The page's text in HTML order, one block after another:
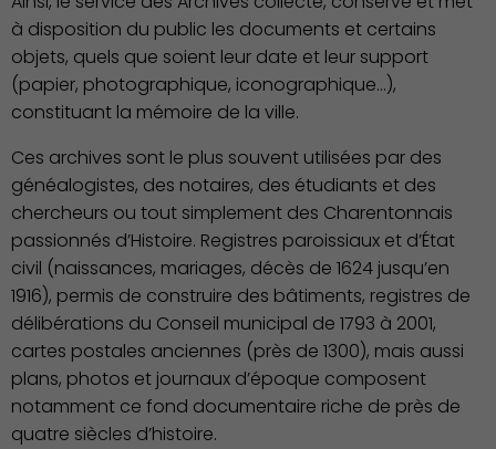
Environnement cadre de
vie
à disposition du public les documents et certains
objets, quels que soient leur date et leur support
(papier, photographique, iconographique…),
constituant la mémoire de la ville.
Ces archives sont le plus souvent utilisées par des
généalogistes, des notaires, des étudiants et des
chercheurs ou tout simplement des Charentonnais
passionnés d’Histoire. Registres paroissiaux et d’État
civil (naissances, mariages, décès de 1624 jusqu’en
1916), permis de construire des bâtiments, registres de
délibérations du Conseil municipal de 1793 à 2001,
cartes postales anciennes (près de 1300), mais aussi
plans, photos et journaux d’époque composent
notamment ce fond documentaire riche de près de
quatre siècles d’histoire.